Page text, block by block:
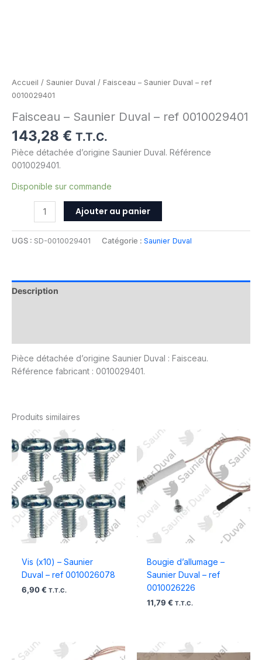
Accueil / Saunier Duval / Faisceau – Saunier Duval – ref
0010029401
Faisceau – Saunier Duval – ref 0010029401
143,28 € T.T.C.
Pièce détachée d’origine Saunier Duval. Référence
0010029401.
Disponible sur commande
Ajouter au panier
UGS : SD-0010029401 Catégorie : Saunier Duval
Description
Pièce détachée d’origine Saunier Duval : Faisceau.
Référence fabricant : 0010029401.
Produits similaires
Vis (x10) – Saunier
Duval – ref 0010026078
6,90 € T.T.C.
Bougie d’allumage –
Saunier Duval – ref
0010026226
11,79 € T.T.C.